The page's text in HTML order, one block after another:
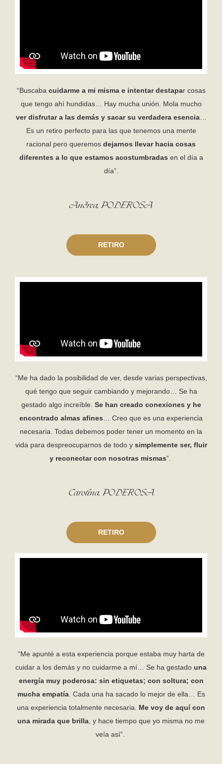
“Buscaba cuidarme a mi misma e intentar destapar cosas
que tengo ahí hundidas… Hay mucha unión. Mola mucho
ver disfrutar a las demás y sacar su verdadera esencia…
Es un retiro perfecto para las que tenemos una mente
racional pero queremos dejarnos llevar hacia cosas
diferentes a lo que estamos acostumbradas en el día a
día”.
Andrea, PODEROSA
RETIRO
“Me ha dado la posibilidad de ver, desde varias perspectivas,
qué tengo que seguir cambiando y mejorando… Se ha
gestado algo increíble. Se han creado conexiones y he
encontrado almas afines… Creo que es una experiencia
necesaria. Todas debemos poder tener un momento en la
vida para despreocuparnos de todo y simplemente ser, fluir
y reconectar con nosotras mismas“.
Carolina, PODEROSA
RETIRO
“Me apunté a esta experiencia porque estaba muy harta de
cuidar a los demás y no cuidarme a mí… Se ha gestado una
energía muy poderosa: sin etiquetas; con soltura; con
mucha empatía. Cada una ha sacado lo mejor de ella… Es
una experiencia totalmente necesaria. Me voy de aquí con
una mirada que brilla, y hace tiempo que yo misma no me
veía así“.